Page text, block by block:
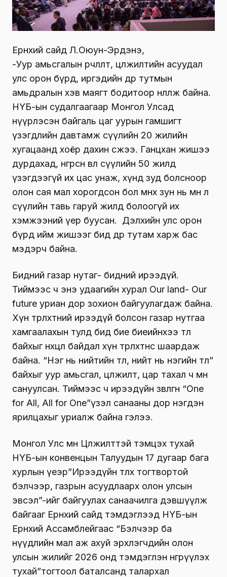
Ерөнхий сайд Л.Оюун-Эрдэнэ,
-Уур амьсгалын өөрчлөлт, цөлжилтийн асуудал
улс орон бүрд, иргэдийн өдөр тутмын
амьдралын хэв маягт бодитоор нөлөөлж байна.
НҮБ-ын судалгаагаар Монгол Улсад
нүүрлэсэн байгаль цаг уурын гамшигт
үзэгдлийн давтамж сүүлийн 20 жилийн
хугацаанд хоёр дахин өсжээ. Ганцхан жишээ
дурдахад, өнгөрсөн өвөл сүүлийн 50 жилд
үзэгдээгүй их цас унаж, хүнд зуд болсноор
олон сая мал хорогдсон бол өмнөх зун нь мөн л
сүүлийн тавь гаруй жилд болоогүй их
хэмжээний үер буусан. Дэлхийн улс орон
бүрд ийм жишээг бид өдөр тутам харж бас
мэдэрч байна.
Бидний газар нутаг- бидний ирээдүй.
Тиймээс ч энэ удаагийн хурал Our land- Our
future уриан дор зохион байгуулагдаж байна.
Хүн төрөлхтний ирээдүй болсон газар нутгаа
хамгаалахын тулд бид бие биеийнхээ төлөө
байхыг нөхцөл байдал хүн төрөлхтнөөс шаардаж
байна. “Нэг нь нийтийн төлөө, нийт нь нэгийн төлөө”
байхыг уур амьсгал, цөлжилт, цар тахал ч мөн
сануулсан. Тиймээс ч ирээдүйн зөвлөгөөн “One
for All, All for One”үзэл санааны дор нэгдэн
ярилцахыг уриалж байна гэлээ.
Монгол Улс мөн Цөлжилттэй тэмцэх тухай
НҮБ-ын конвенцын Талуудын 17 дугаар бага
хурлын үеэр”Ирээдүйн төлөөх тогтвортой
бэлчээр, газрын асуудлаарх олон улсын
эвсэл”-ийг байгуулах санаачилга дэвшүүлж
байгааг Ерөнхий сайд тэмдэглээд НҮБ-ын
Ерөнхий Ассамблейгаас “Бэлчээр ба
нүүдлийн мал аж ахуй эрхлэгчдийн олон
улсын жилийг 2026 онд тэмдэглэн өнгөрүүлэх
тухай”тогтоол баталсанд талархал